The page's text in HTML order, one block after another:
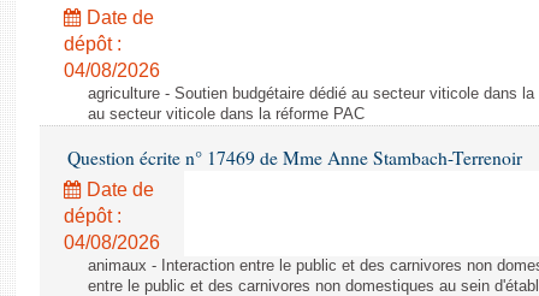
Date de
dépôt :
04/08/2026
agriculture - Soutien budgétaire dédié au secteur viticole dans
au secteur viticole dans la réforme PAC
Question écrite n° 17469 de Mme Anne Stambach-Terrenoir
Date de
dépôt :
04/08/2026
animaux - Interaction entre le public et des carnivores non
entre le public et des carnivores non domestiques au sein